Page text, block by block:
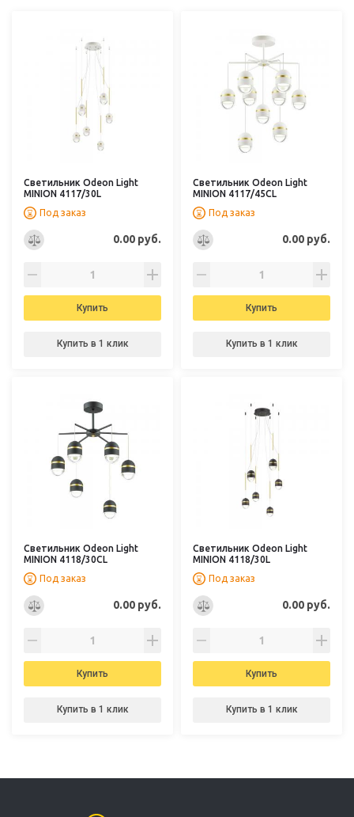
Светильник Odeon Light
MINION 4117/30L
Под заказ
0.00 руб.
Купить
Купить в 1 клик
Светильник Odeon Light
MINION 4117/45CL
Под заказ
0.00 руб.
Купить
Купить в 1 клик
Светильник Odeon Light
MINION 4118/30CL
Под заказ
0.00 руб.
Купить
Купить в 1 клик
Светильник Odeon Light
MINION 4118/30L
Под заказ
0.00 руб.
Купить
Купить в 1 клик